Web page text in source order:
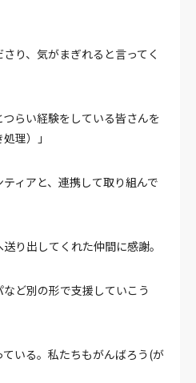
さり、気がまぎれると言ってく
つらい経験をしている皆さんを
理）」
ティアと、連携して取り組んで
り出してくれた仲間に感謝。
ど別の形で支援していこう
ている。私たちもがんばろう(が